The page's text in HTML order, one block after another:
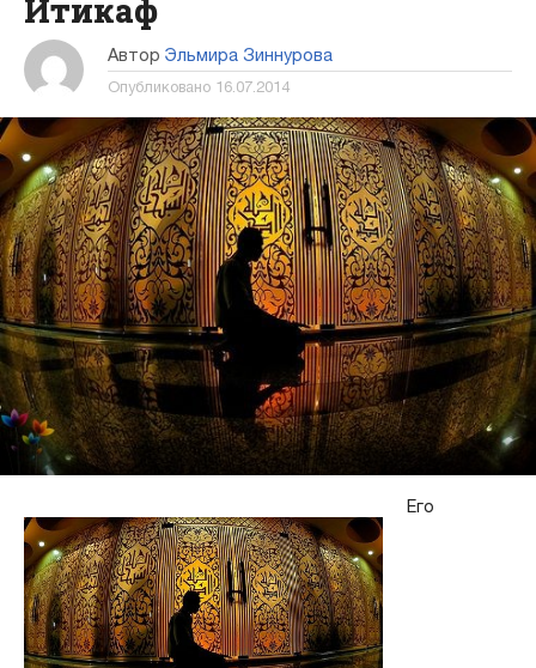
Итикаф
Автор Эльмира Зиннурова
Опубликовано 16.07.2014
Его